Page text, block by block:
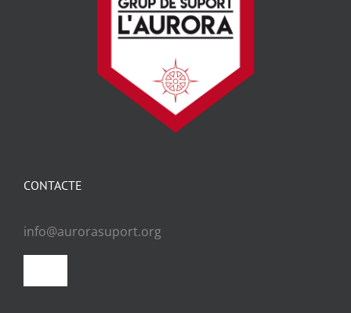
CONTACTE
info@aurorasuport.org